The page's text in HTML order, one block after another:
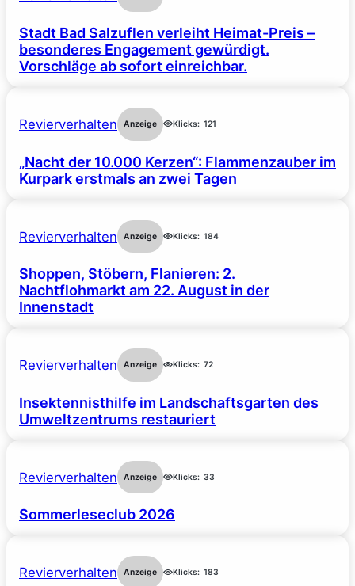
Stadt Bad Salzuflen verleiht Heimat-Preis –
besonderes Engagement gewürdigt.
Vorschläge ab sofort einreichbar.
Revierverhalten Anzeige Klicks: 121
„Nacht der 10.000 Kerzen“: Flammenzauber im
Kurpark erstmals an zwei Tagen
Revierverhalten Anzeige Klicks: 184
Shoppen, Stöbern, Flanieren: 2.
Nachtflohmarkt am 22. August in der
Innenstadt
Revierverhalten Anzeige Klicks: 72
Insektennisthilfe im Landschaftsgarten des
Umweltzentrums restauriert
Revierverhalten Anzeige Klicks: 33
Sommerleseclub 2026
Revierverhalten Anzeige Klicks: 183